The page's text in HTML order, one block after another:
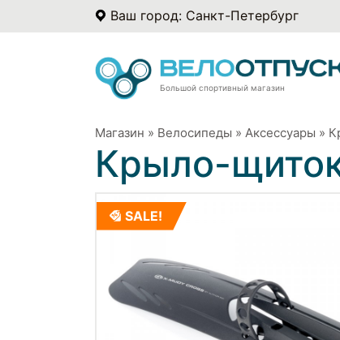
Ваш город: Санкт-Петербург
Большой спортивный магазин
Магазин » Велосипеды » Аксессуары »
Крыло-щиток
SALE!